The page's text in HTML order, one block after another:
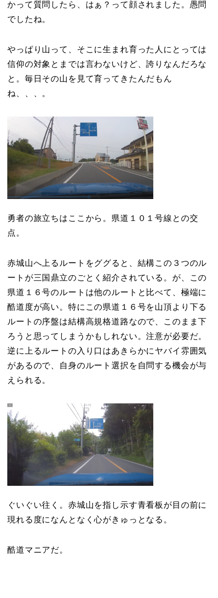
かって質問したら、はぁ？って顔されました。愚問
でしたね。
やっぱり山って、そこに生まれ育った人にとっては
信仰の対象とまでは言わないけど、誇りなんだろな
と。毎日その山を見て育ってきたんだもん
ね、、、。
勇者の旅立ちはここから。県道１０１号線との交
点。
赤城山へ上るルートをググると、結構この３つのル
ートが三国鼎立のごとく紹介されている。が、この
県道１６号のルートは他のルートと比べて、極端に
酷道度が高い。特にこの県道１６号を山頂より下る
ルートの序盤は結構高規格道路なので、このまま下
ろうと思ってしまうかもしれない。注意が必要だ。
逆に上るルートの入り口はあきらかにヤバイ雰囲気
があるので、自身のルート選択を自問する機会が与
えられる。
ぐいぐい往く。赤城山を指し示す青看板が目の前に
現れる度になんとなく心がきゅっとなる。
酷道マニアだ。